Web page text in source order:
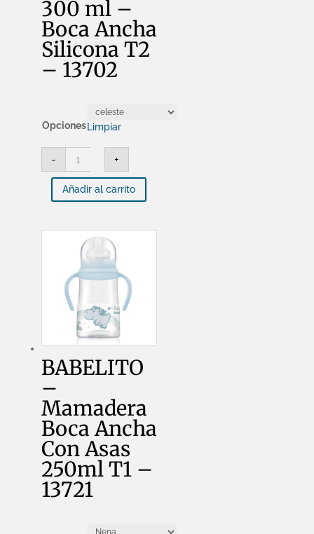
300 ml –
Boca Ancha
Silicona T2
– 13702
Opciones Limpiar
-
BABELITO
Mamadera
300
ml
-
Silicona
13702
cantidad
+
Añadir al carrito
BABELITO
–
Mamadera
Boca Ancha
Con Asas
250ml T1 –
13721